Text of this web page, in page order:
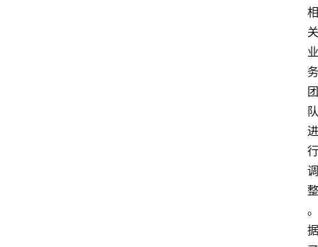
相
关
业
务
团
队
进
行
调
整
。
据